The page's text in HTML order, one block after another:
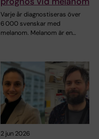
Varje år diagnostiseras över
6 000 svenskar med
melanom. Melanom är en…
2 jun 2026